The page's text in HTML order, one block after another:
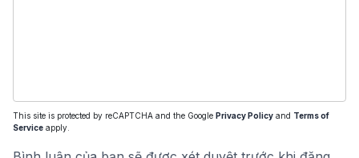
This site is protected by reCAPTCHA and the Google Privacy Policy and Terms of
Service apply.